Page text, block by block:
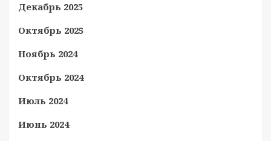
Декабрь 2025
Октябрь 2025
Ноябрь 2024
Октябрь 2024
Июль 2024
Июнь 2024